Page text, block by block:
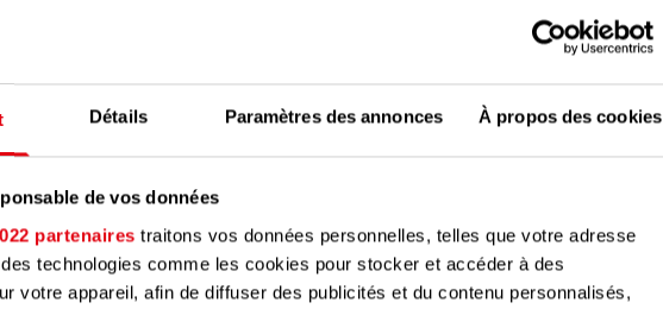
Détails Paramètres des annonces À propos des cookies
de vos données
partenaires traitons vos données personnelles, telles que votre adresse
technologies comme les cookies pour stocker et accéder à des
votre appareil, afin de diffuser des publicités et du contenu personnalisés,
Techem (Suisse) SA*